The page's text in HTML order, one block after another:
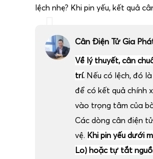
lệch nhẹ? Khi pin yếu, kết quả
Cân Điện Tử Gia
Về lý thuyết, cân
trí. Nếu có lệch, đó
để có kết quả chính
vào trọng tâm của
Các dòng cân điện
vệ. Khi pin yếu dưới
Lo) hoặc tự tắt